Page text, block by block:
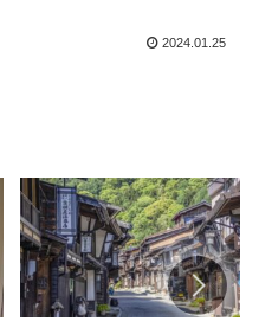
2024.01.25